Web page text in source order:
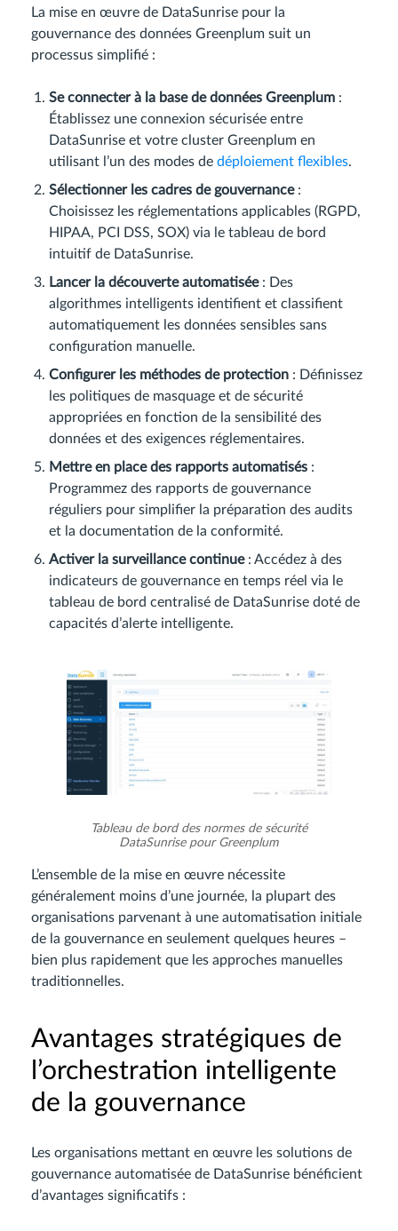
La mise en œuvre de DataSunrise pour la
gouvernance des données Greenplum suit un
processus simplifié :
Se connecter à la base de données Greenplum :
Établissez une connexion sécurisée entre
DataSunrise et votre cluster Greenplum en
utilisant l’un des modes de déploiement flexibles.
Sélectionner les cadres de gouvernance:
Choisissez les réglementations applicables (RGPD,
HIPAA, PCI DSS, SOX) via le tableau de bord
intuitif de DataSunrise.
Lancer la découverte automatisée: Des
algorithmes intelligents identifient et classifient
automatiquement les données sensibles sans
configuration manuelle.
Configurer les méthodes de protection : Définissez
les politiques de masquage et de sécurité
appropriées en fonction de la sensibilité des
données et des exigences réglementaires.
Mettre en place des rapports automatisés :
Programmez des rapports de gouvernance
réguliers pour simplifier la préparation des audits
et la documentation de la conformité.
Activer la surveillance continue: Accédez à des
indicateurs de gouvernance en temps réel via le
tableau de bord centralisé de DataSunrise doté de
capacités d’alerte intelligente.
Tableau de bord des normes de sécurité
DataSunrise pour Greenplum
L’ensemble de la mise en œuvre nécessite
généralement moins d’une journée, la plupart des
organisations parvenant à une automatisation initiale
de la gouvernance en seulement quelques heures –
bien plus rapidement que les approches manuelles
traditionnelles.
Avantages stratégiques de
l’orchestration intelligente
de la gouvernance
Les organisations mettant en œuvre les solutions de
gouvernance automatisée de DataSunrise bénéficient
d’avantages significatifs :